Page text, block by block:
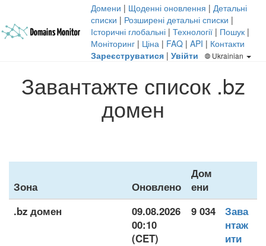
Домени | Щоденні оновлення | Детальні
списки | Розширені детальні списки |
Історичні глобальні | Технології | Пошук |
Моніторинг | Ціна | FAQ | API | Контакти
Зареєструватися | Увійти Ukrainian
Завантажте список .bz
домен
Зона Оновлено
Дом
ени
.bz домен
09.08.2026
00:10
(CET)
9 034
Зава
нтаж
ити